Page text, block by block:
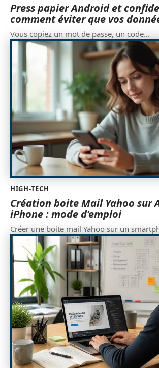
Press papier Android et
comment éviter que vos
Vous copiez un mot de passe, un code…
HIGH-TECH
Création boite Mail Yahoo sur
iPhone : mode d’emploi
Créer une boite mail Yahoo sur un